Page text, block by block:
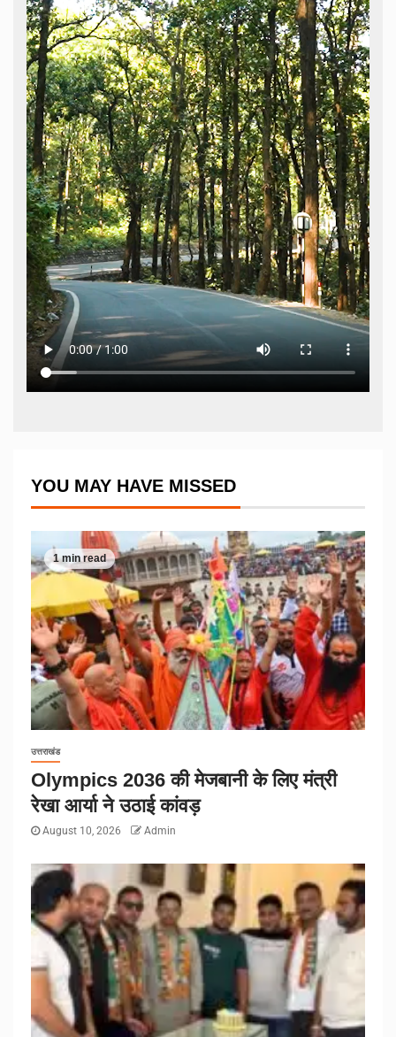
YOU MAY HAVE MISSED
1 min read
उत्तराखंड
Olympics 2036 की मेजबानी के लिए मंत्री
रेखा आर्या ने उठाई कांवड़
August 10, 2026 Admin